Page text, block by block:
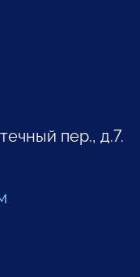
пер., д.7.